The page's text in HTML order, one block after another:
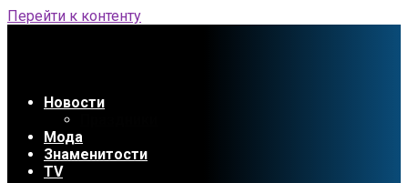
Перейти к контенту
Новости
Мода
Знаменитости
TV